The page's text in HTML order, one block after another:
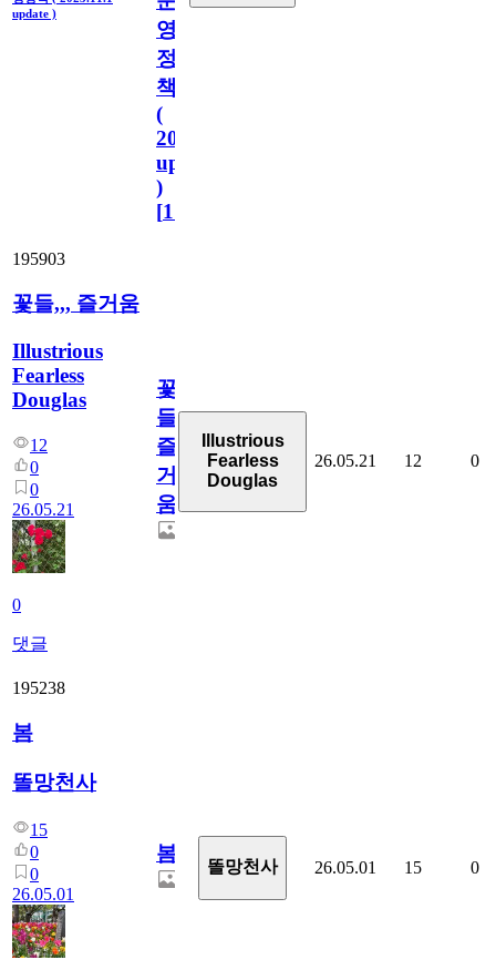
update )
영
정
책
(
2023.11.1
update
)
[110
195903
꽃들,,, 즐거움
Illustrious
Fearless
Douglas
12
0
0
26.05.21
0
댓글
꽃
들,,,
즐
거
움
Illustrious
Fearless
Douglas
26.05.21 12 0
195238
봄
똘망천사
15
0
0
26.05.01
봄
똘망천사 26.05.01 15 0